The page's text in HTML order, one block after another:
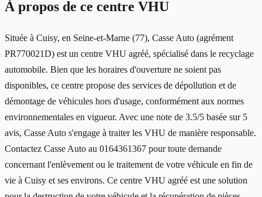
À propos de ce centre VHU
Située à Cuisy, en Seine-et-Marne (77), Casse Auto (agrément
PR770021D) est un centre VHU agréé, spécialisé dans le recyclage
automobile. Bien que les horaires d'ouverture ne soient pas
disponibles, ce centre propose des services de dépollution et de
démontage de véhicules hors d'usage, conformément aux normes
environnementales en vigueur. Avec une note de 3.5/5 basée sur 5
avis, Casse Auto s'engage à traiter les VHU de manière responsable.
Contactez Casse Auto au 0164361367 pour toute demande
concernant l'enlèvement ou le traitement de votre véhicule en fin de
vie à Cuisy et ses environs. Ce centre VHU agréé est une solution